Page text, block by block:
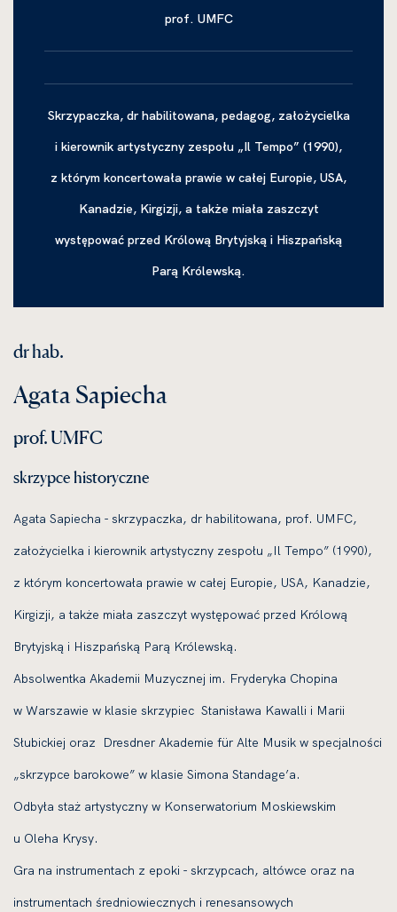
prof. UMFC
Skrzypaczka, dr habilitowana, pedagog, założycielka
i kierownik artystyczny zespołu „Il Tempo” (1990),
z którym koncertowała prawie w całej Europie, USA,
Kanadzie, Kirgizji, a także miała zaszczyt
występować przed Królową Brytyjską i Hiszpańską
Parą Królewską.
dr hab.
Agata Sapiecha
prof. UMFC
skrzypce historyczne
Agata Sapiecha - skrzypaczka, dr habilitowana, prof. UMFC,
założycielka i kierownik artystyczny zespołu „Il Tempo” (1990),
z którym koncertowała prawie w całej Europie, USA, Kanadzie,
Kirgizji, a także miała zaszczyt występować przed Królową
Brytyjską i Hiszpańską Parą Królewską.
Absolwentka Akademii Muzycznej im. Fryderyka Chopina
w Warszawie w klasie skrzypiec Stanisława Kawalli i Marii
Słubickiej oraz Dresdner Akademie für Alte Musik w specjalności
„skrzypce barokowe” w klasie Simona Standage’a.
Odbyła staż artystyczny w Konserwatorium Moskiewskim
u Oleha Krysy.
Gra na instrumentach z epoki - skrzypcach, altówce oraz na
instrumentach średniowiecznych i renesansowych